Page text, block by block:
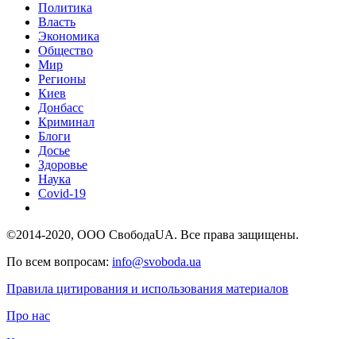
Политика
Власть
Экономика
Общество
Мир
Регионы
Киев
Донбасс
Криминал
Блоги
Досье
Здоровье
Наука
Covid-19
©2014-2020, ООО СвободаUA. Все права защищены.
По всем вопросам: info@svoboda.ua
Правила цитирования и использования материалов
Про нас